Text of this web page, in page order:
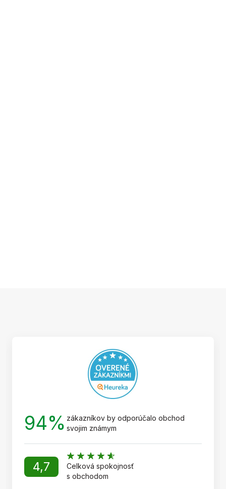
94% zákazníkov by odporúčalo obchod
svojim známym
4,7
Celková spokojnosť
s obchodom